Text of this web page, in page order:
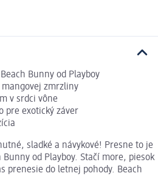
Bunny od Playboy
zmrzliny
v srdci vône
pre exotický záver
sladké a návykové! Presne to je
od Playboy. Stačí more, piesok
prenesie do letnej pohody. Beach